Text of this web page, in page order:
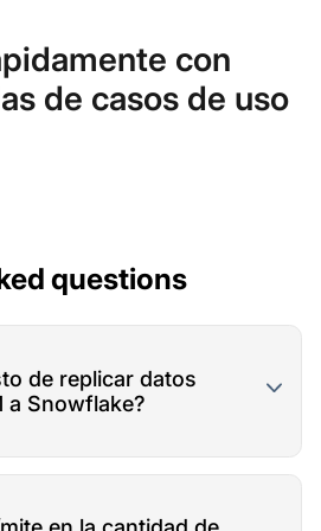
con
de casos de uso
questions
de replicar datos
a Snowflake?